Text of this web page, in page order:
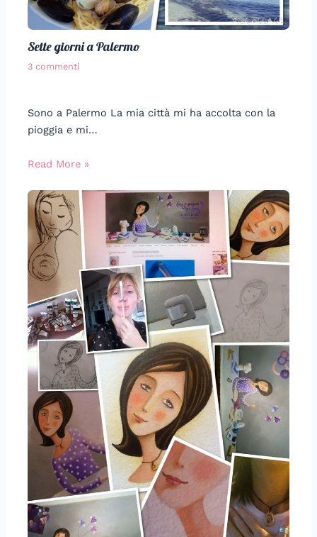
Sette giorni a Palermo
3 commenti
Sono a Palermo La mia città mi ha accolta con la
pioggia e mi…
Read More »